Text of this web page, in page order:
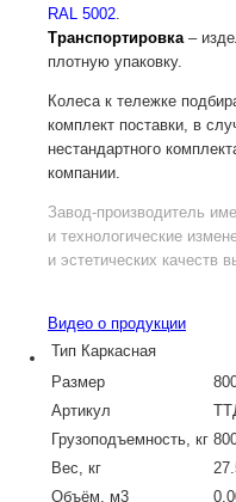
RAL 5002
Транспортировка –
плотную упаковку.
Колеса к тележке
комплект поставки, в
нестандартного
компании.
Завод-производитель
и технологические
и эстетических качеств
Видео о продукции
Тип Каркасная
Размер
Артикул
Грузоподъемность, кг
Вес, кг
Объём, м3